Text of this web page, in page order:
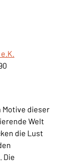
Motive dieser
Welt
die Lust
Die